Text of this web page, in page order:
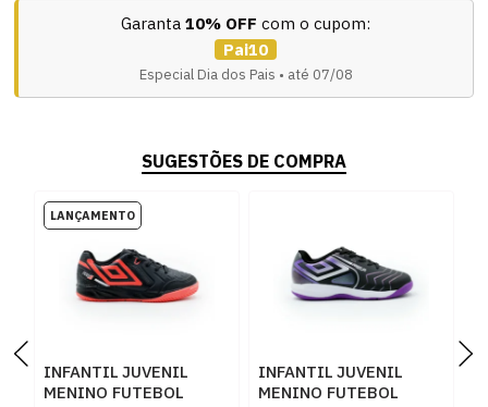
Garanta 10% OFF com o cupom:
Pai10
Especial Dia dos Pais • até 07/08
SUGESTÕES DE COMPRA
INFANTIL JUVENIL
MENINO FUTEBOL
INFANTIL JUVENIL
MENINO FUTEBOL